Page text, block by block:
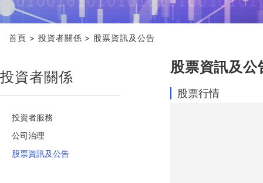
首頁 > 投資者關係 > 股票資訊及公告
投資者關係
投資者服務
公司治理
股票資訊及公告
股票資訊及公
股票行情